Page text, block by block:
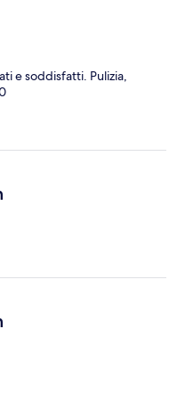
e soddisfatti. Pulizia,